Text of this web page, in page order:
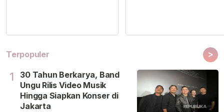
Terpopuler >
1
30 Tahun Berkarya, Band
Ungu Rilis Video Musik
Hingga Siapkan Konser di
Jakarta